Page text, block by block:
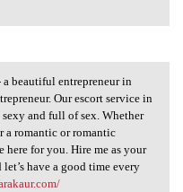
a
a beautiful entrepreneur in
Our escort service in
and full of sex. Whether
a romantic or romantic
here for you. Hire me as your
have a good time every